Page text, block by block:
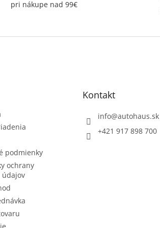
pri nákupe nad 99€
podmienky
ochrany
údajov
Kontakt
info@autohaus.sk
+421 917 898 700